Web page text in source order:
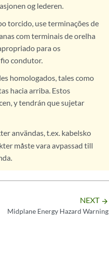
og lederen.
torcido, use terminações de
com terminais de orelha
para os
condutor.
homologados, tales como
hacia arriba. Estos
y tendrán que sujetar
användas, t.ex. kabelsko
måste vara avpassad till
NEXT arrow_forward
Midplane Energy Hazard Warning